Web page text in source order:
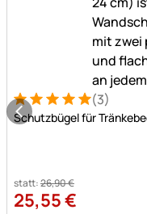
Bewertung: 5 von 5 (3
3 Bewertungen
(3)
Schutzbügel für
statt:26,90€
25,55€